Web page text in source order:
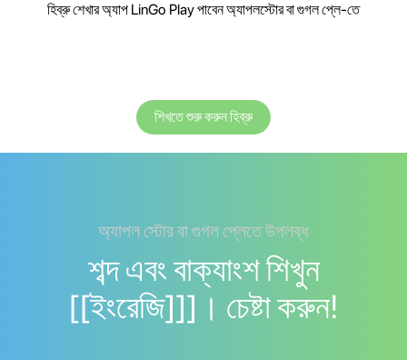
হিব্রু শেখার অ্যাপ LinGo Play পাবেন অ্যাপলস্টোর বা গুগল প্লে-তে
শিখতে শুরু করুন হিব্রু
অ্যাপল স্টোর বা গুগল প্লেতে উপলব্ধ
শব্দ এবং বাক্যাংশ শিখুন
[[ইংরেজি]]]। চেষ্টা করুন!